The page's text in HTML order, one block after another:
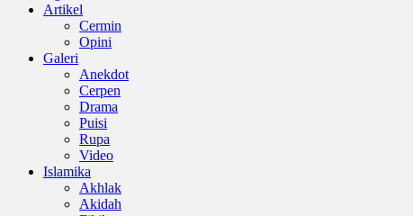
Artikel
Cermin
Opini
Galeri
Anekdot
Cerpen
Drama
Puisi
Rupa
Video
Islamika
Akhlak
Akidah